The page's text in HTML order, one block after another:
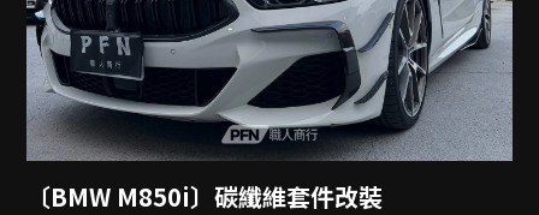
〔BMW M850i〕碳纖維套件改裝